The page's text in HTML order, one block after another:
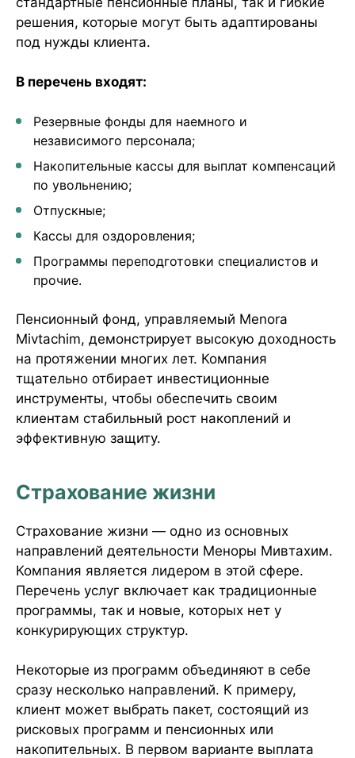
решения, которые могут быть адаптированы
под нужды клиента.
В перечень входят:
Резервные фонды для наемного и
независимого персонала;
Накопительные кассы для выплат компенсаций
по увольнению;
Отпускные;
Кассы для оздоровления;
Программы переподготовки специалистов и
прочие.
Пенсионный фонд, управляемый Menora
Mivtachim, демонстрирует высокую доходность
на протяжении многих лет. Компания
тщательно отбирает инвестиционные
инструменты, чтобы обеспечить своим
клиентам стабильный рост накоплений и
эффективную защиту.
Страхование жизни
Страхование жизни — одно из основных
направлений деятельности Меноры Мивтахим.
Компания является лидером в этой сфере.
Перечень услуг включает как традиционные
программы, так и новые, которых нет у
конкурирующих структур.
Некоторые из программ объединяют в себе
сразу несколько направлений. К примеру,
клиент может выбрать пакет, состоящий из
рисковых программ и пенсионных или
накопительных. В первом варианте выплата